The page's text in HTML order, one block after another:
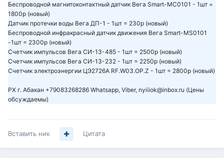
Беспроводной магнитоконтактный датчик Вега Smart-MC0101 - 1шт =
1800р (новый)
Датчик протечки воды Вега ДП-1 - 1шт = 230р (новый)
Беспроводной инфракрасный датчик движения Вега Smart-MS0101
-1шт = 2300р (новый)
Счетчик импульсов Вега СИ-13-485 - 1шт = 2500р (новый)
Счетчик импульсов Вега СИ-13-232 - 1шт = 2250р (новый)
Счетчик электроэнергии ЦЭ2726А RF.W03.OP.Z - 1шт = 2800р (новый)
РХ г. Абакан +79083268286 Whatsapp, Viber, nyiiiok@inbox.ru (Цены
обсуждаемы)
Вставить ник Цитата